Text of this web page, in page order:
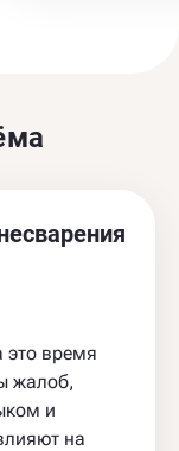
это время
жалоб,
и
на